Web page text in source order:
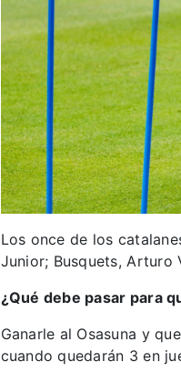
Los once de los
Junior; Busquets, Arturo
¿Qué debe pasar para
Ganarle al Osasuna y
cuando quedarán 3 en